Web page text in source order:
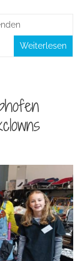
Weiterlesen